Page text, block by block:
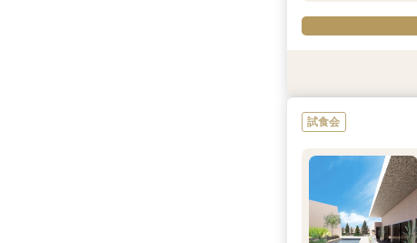
8/10(月)
8/10(月)
試食会